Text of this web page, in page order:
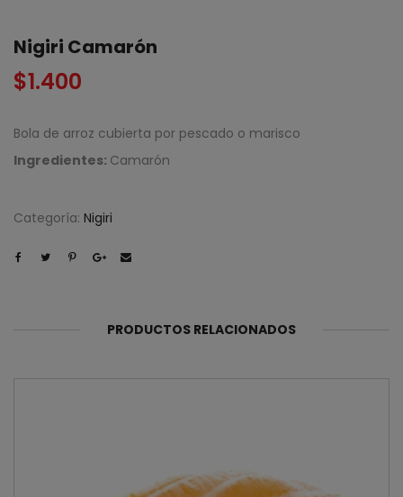
Nigiri Camarón
$1.400
Bola de arroz cubierta por pescado o marisco
Ingredientes: Camarón
Categoría: Nigiri
PRODUCTOS RELACIONADOS